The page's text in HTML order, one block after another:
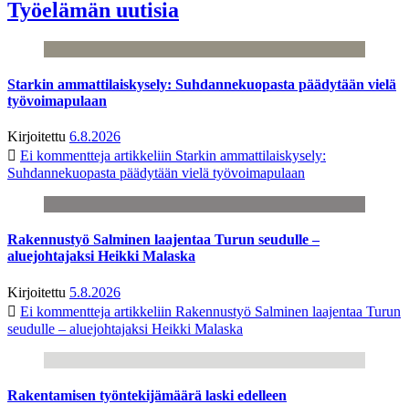
Työelämän uutisia
Starkin ammattilaiskysely: Suhdannekuopasta päädytään vielä
työvoimapulaan
Kirjoitettu 6.8.2026
Ei kommentteja artikkeliin Starkin ammattilaiskysely:
Suhdannekuopasta päädytään vielä työvoimapulaan
Rakennustyö Salminen laajentaa Turun seudulle –
aluejohtajaksi Heikki Malaska
Kirjoitettu 5.8.2026
Ei kommentteja artikkeliin Rakennustyö Salminen laajentaa Turun
seudulle – aluejohtajaksi Heikki Malaska
Rakentamisen työntekijämäärä laski edelleen